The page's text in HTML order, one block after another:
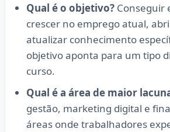
Qual é o objetivo? Conseguir
crescer no emprego atual,
atualizar conhecimento
objetivo aponta para um tipo
curso.
Qual é a área de maior
gestão, marketing digital e
áreas onde trabalhadores